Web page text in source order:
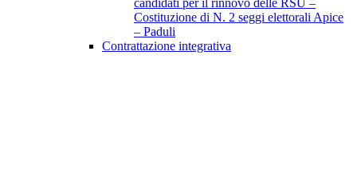
candidati per il rinnovo delle RSU –
Costituzione di N. 2 seggi elettorali Apice
– Paduli
Contrattazione integrativa